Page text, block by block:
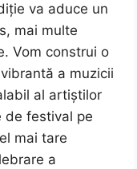
va aduce un
mai multe
Vom construi o
a muzicii
al artiștilor
de festival pe
mai tare
a